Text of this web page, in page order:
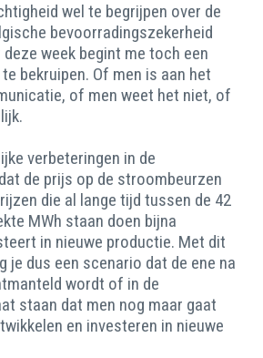
wel te begrijpen over de
bevoorradingszekerheid
week begint me toch een
bekruipen. Of men is aan het
of men weet het niet, of
verbeteringen in de
de prijs op de stroombeurzen
die al lange tijd tussen de 42
MWh staan doen bijna
in nieuwe productie. Met dit
je dus een scenario dat de ene na
wordt of in de
staan dat men nog maar gaat
en investeren in nieuwe